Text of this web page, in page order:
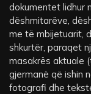
dokumentet lidhur
dëshmitarëve,
me të mbijetuarit,
shkurtër, paraqet
masakrës aktuale
gjermanë që ishin
fotografi dhe